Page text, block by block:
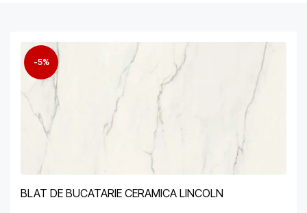
-5%
BLAT DE BUCATARIE CERAMICA LINCOLN